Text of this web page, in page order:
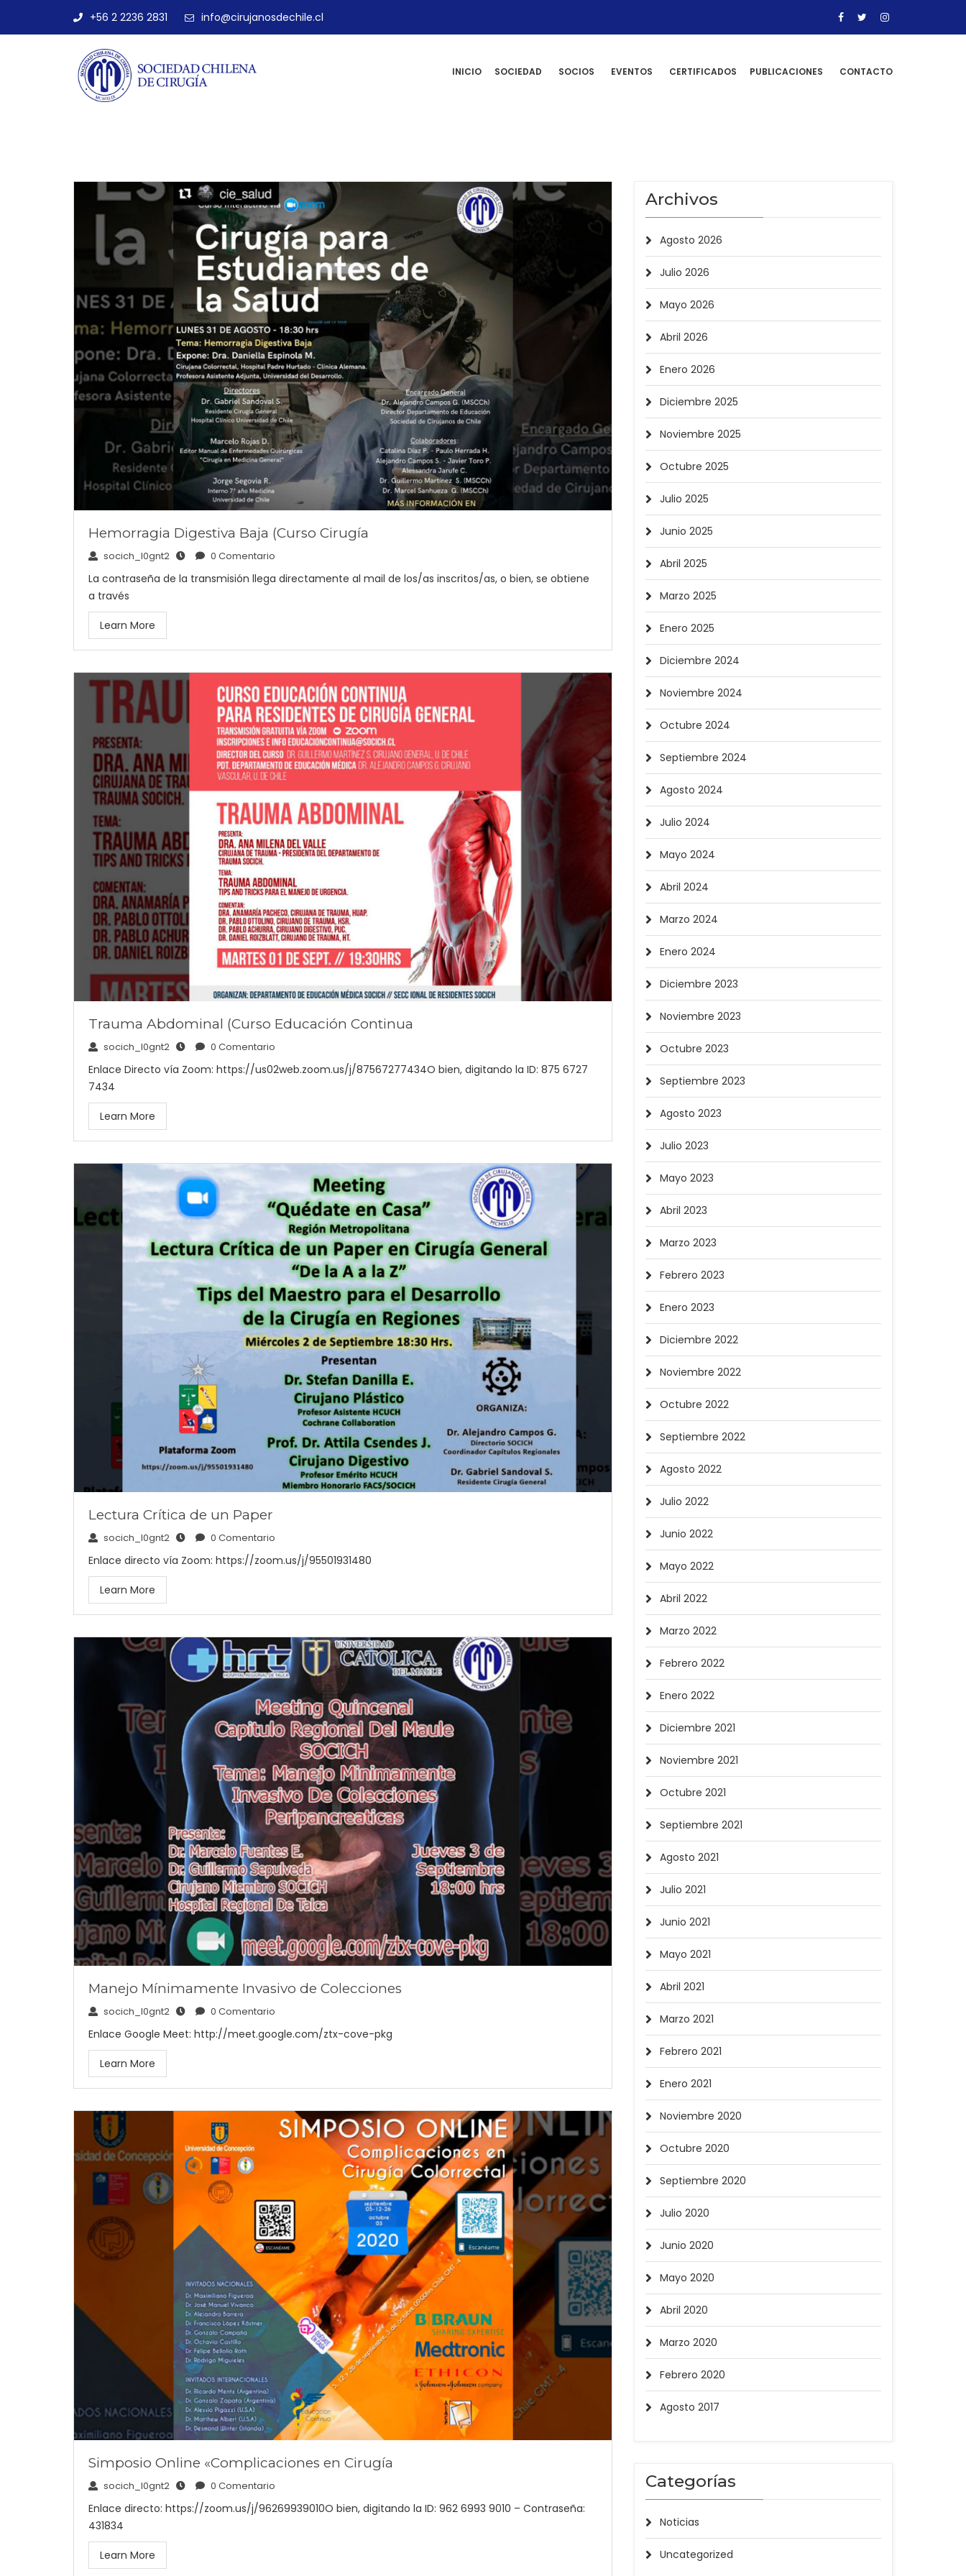
+56 2 2236 2831 info@cirujanosdechile.cl
INICIO SOCIEDAD SOCIOS EVENTOS CERTIFICADOS PUBLICACIONES CONTACTO
Hemorragia Digestiva Baja (Curso Cirugía
socich_l0gnt2 0 Comentario
La contraseña de la transmisión llega directamente al mail de los/as inscritos/as, o bien, se obtiene
a través
Learn More
Trauma Abdominal (Curso Educación Continua
socich_l0gnt2 0 Comentario
Enlace Directo vía Zoom: https://us02web.zoom.us/j/87567277434O bien, digitando la ID: 875 6727
7434
Learn More
Lectura Crítica de un Paper
socich_l0gnt2 0 Comentario
Enlace directo vía Zoom: https://zoom.us/j/95501931480
Learn More
Manejo Mínimamente Invasivo de Colecciones
socich_l0gnt2 0 Comentario
Enlace Google Meet: http://meet.google.com/ztx-cove-pkg
Learn More
Simposio Online «Complicaciones en Cirugía
socich_l0gnt2 0 Comentario
Enlace directo: https://zoom.us/j/96269939010O bien, digitando la ID: 962 6993 9010 – Contraseña:
431834
Learn More
Archivos
Agosto 2026
Julio 2026
Mayo 2026
Abril 2026
Enero 2026
Diciembre 2025
Noviembre 2025
Octubre 2025
Julio 2025
Junio 2025
Abril 2025
Marzo 2025
Enero 2025
Diciembre 2024
Noviembre 2024
Octubre 2024
Septiembre 2024
Agosto 2024
Julio 2024
Mayo 2024
Abril 2024
Marzo 2024
Enero 2024
Diciembre 2023
Noviembre 2023
Octubre 2023
Septiembre 2023
Agosto 2023
Julio 2023
Mayo 2023
Abril 2023
Marzo 2023
Febrero 2023
Enero 2023
Diciembre 2022
Noviembre 2022
Octubre 2022
Septiembre 2022
Agosto 2022
Julio 2022
Junio 2022
Mayo 2022
Abril 2022
Marzo 2022
Febrero 2022
Enero 2022
Diciembre 2021
Noviembre 2021
Octubre 2021
Septiembre 2021
Agosto 2021
Julio 2021
Junio 2021
Mayo 2021
Abril 2021
Marzo 2021
Febrero 2021
Enero 2021
Noviembre 2020
Octubre 2020
Septiembre 2020
Julio 2020
Junio 2020
Mayo 2020
Abril 2020
Marzo 2020
Febrero 2020
Agosto 2017
Categorías
Noticias
Uncategorized